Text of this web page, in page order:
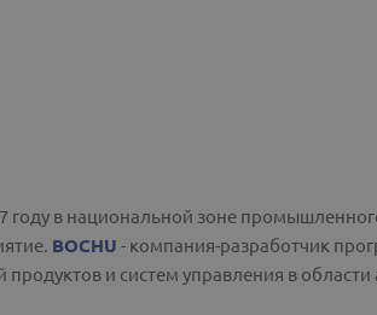
году в национальной зоне
BOCHU - компания-разработчик
и систем управления в